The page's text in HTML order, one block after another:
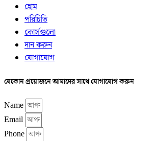
হোম
পরিচিতি
কোর্সগুলো
দান করুন
যোগাযোগ
যেকোন প্রয়োজনে আমাদের সাথে যোগাযোগ করুন
Name
Email
Phone